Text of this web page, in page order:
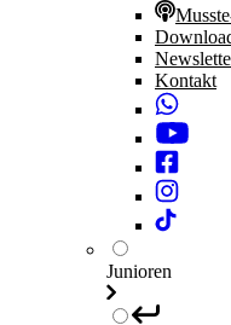
Kontakt
Junioren